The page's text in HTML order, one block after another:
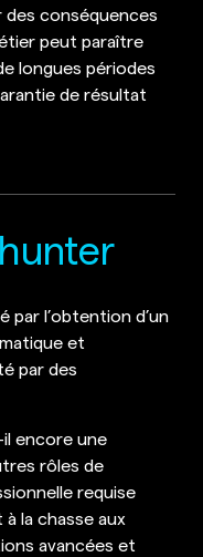
conséquences
peut paraître
longues périodes
de résultat
par l’obtention d’un
et
par des
encore une
rôles de
requise
la chasse aux
avancées et